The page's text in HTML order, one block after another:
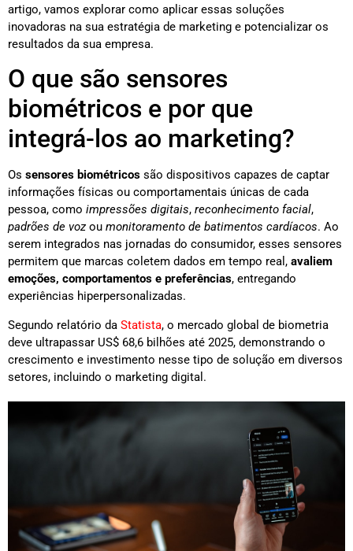
artigo, vamos explorar como aplicar essas soluções
inovadoras na sua estratégia de marketing e potencializar os
resultados da sua empresa.
O que são sensores
biométricos e por que
integrá-los ao marketing?
Os sensores biométricos são dispositivos capazes de captar
informações físicas ou comportamentais únicas de cada
pessoa, como impressões digitais, reconhecimento facial,
padrões de voz ou monitoramento de batimentos cardíacos. Ao
serem integrados nas jornadas do consumidor, esses sensores
permitem que marcas coletem dados em tempo real, avaliem
emoções, comportamentos e preferências, entregando
experiências hiperpersonalizadas.
Segundo relatório da Statista, o mercado global de biometria
deve ultrapassar US$ 68,6 bilhões até 2025, demonstrando o
crescimento e investimento nesse tipo de solução em diversos
setores, incluindo o marketing digital.